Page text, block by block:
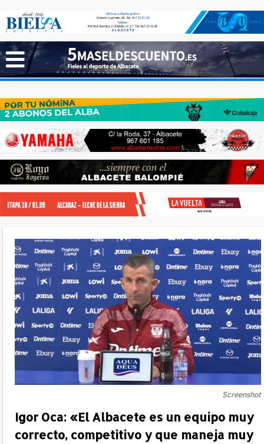
Screenshot
Igor Oca: «El Albacete es un equipo muy
correcto, competitivo y que maneja muy